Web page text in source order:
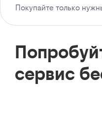
Покупайте только
сервис